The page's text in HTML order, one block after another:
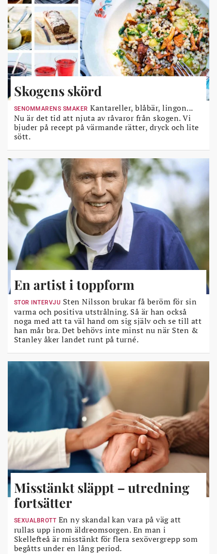
Skogens skörd
SENOMMARENS SMAKER Kantareller, blåbär, lingon...
Nu är det tid att njuta av råvaror från skogen. Vi
bjuder på recept på värmande rätter, dryck och lite
sött.
En artist i toppform
STOR INTERVJU Sten Nilsson brukar få beröm för sin
varma och positiva utstrålning. Så är han också
noga med att ta väl hand om sig själv och se till att
han mår bra. Det behövs inte minst nu när Sten &
Stanley åker landet runt på turné.
Misstänkt släppt – utredning
fortsätter
SEXUALBROTT En ny skandal kan vara på väg att
rullas upp inom äldreomsorgen. En man i
Skellefteå är misstänkt för flera sexövergrepp som
begåtts under en lång period.